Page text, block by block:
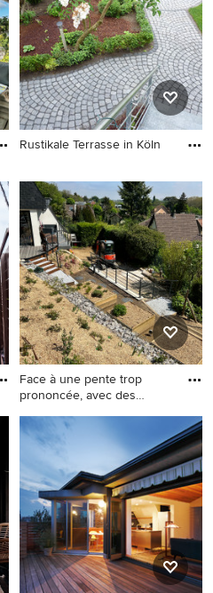
Rustikale Terrasse in Köln
Face à une pente trop
prononcée, avec des
Rustikale Terrasse in Paris